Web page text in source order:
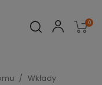
0
Wkłady